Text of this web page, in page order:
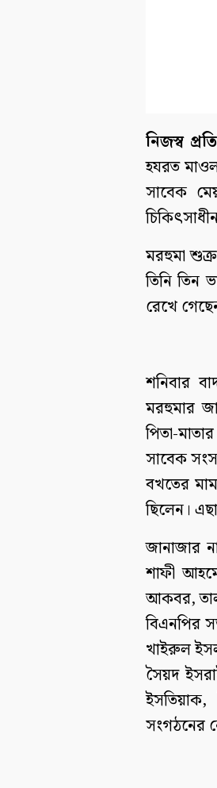
নিজস্ব
হযরত
সাবেক
মরহুমা
তিনি তিন
রেখে
শনিবার
মরহুমার
পিতা-
সাবেক
বখতের
ছিলেন।
জানাজার
শাফী
আকবর,
বিএনপির
খাইরুল
সৈয়দ
ইসতিয়াক,
সংগঠনের